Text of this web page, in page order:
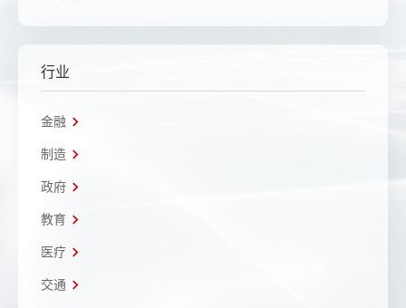
行业
金融
制造
政府
教育
医疗
交通